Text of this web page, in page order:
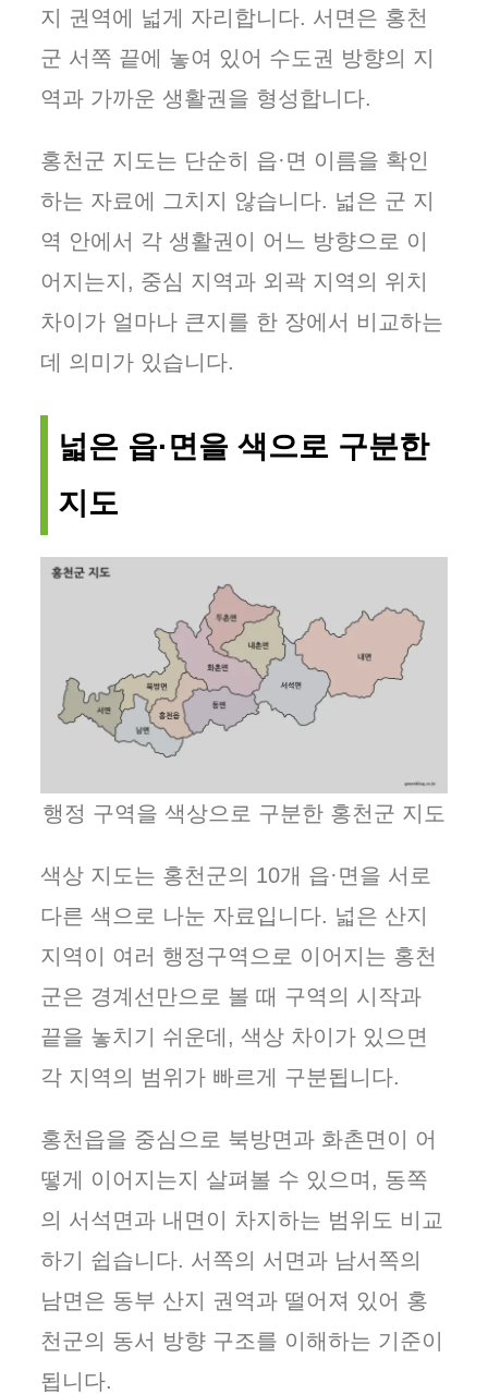
지 권역에 넓게 자리합니다. 서면은 홍천
군 서쪽 끝에 놓여 있어 수도권 방향의 지
역과 가까운 생활권을 형성합니다.
홍천군 지도는 단순히 읍·면 이름을 확인
하는 자료에 그치지 않습니다. 넓은 군 지
역 안에서 각 생활권이 어느 방향으로 이
어지는지, 중심 지역과 외곽 지역의 위치
차이가 얼마나 큰지를 한 장에서 비교하는
데 의미가 있습니다.
넓은 읍·면을 색으로 구분한
지도
행정 구역을 색상으로 구분한 홍천군 지도
색상 지도는 홍천군의 10개 읍·면을 서로
다른 색으로 나눈 자료입니다. 넓은 산지
지역이 여러 행정구역으로 이어지는 홍천
군은 경계선만으로 볼 때 구역의 시작과
끝을 놓치기 쉬운데, 색상 차이가 있으면
각 지역의 범위가 빠르게 구분됩니다.
홍천읍을 중심으로 북방면과 화촌면이 어
떻게 이어지는지 살펴볼 수 있으며, 동쪽
의 서석면과 내면이 차지하는 범위도 비교
하기 쉽습니다. 서쪽의 서면과 남서쪽의
남면은 동부 산지 권역과 떨어져 있어 홍
천군의 동서 방향 구조를 이해하는 기준이
됩니다.